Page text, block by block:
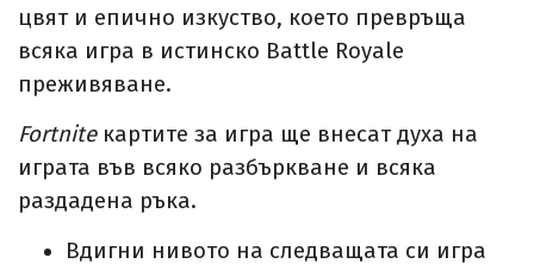
цвят и епично изкуство, което превръща
всяка игра в истинско Battle Royale
преживяване.
Fortnite картите за игра ще внесат духа на
играта във всяко разбъркване и всяка
раздаденa ръка.
Вдигни нивото на следващата си игра